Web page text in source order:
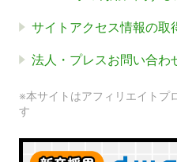
サイトアクセス情報の取
法人・プレスお問い合わ
※本サイトはアフィリエイトプ
す